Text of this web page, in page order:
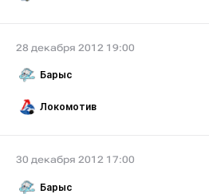
28 декабря 2012 19:00
Барыс
Локомотив
30 декабря 2012 17:00
Барыс